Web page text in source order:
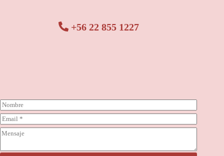
+56 22 855 1227
N
o
m
b
r
*
C
o
r
e
C